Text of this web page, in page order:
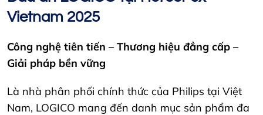
Vietnam 2025
Công nghệ tiên tiến – Thương hiệu đẳng cấp –
Giải pháp bền vững
Là nhà phân phối chính thức của Philips tại Việt
Nam, LOGICO mang đến danh mục sản phẩm đa